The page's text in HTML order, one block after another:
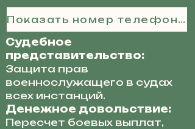
Показать номер телефона
Судебное
представительство:
Защита прав
военнослужащего в судах
всех инстанций.
Денежное довольствие:
Пересчет боевых выплат,